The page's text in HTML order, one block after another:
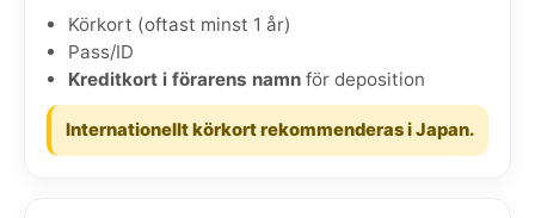
Körkort (oftast minst 1 år)
Pass/ID
Kreditkort i förarens namn för deposition
Internationellt körkort rekommenderas i Japan.